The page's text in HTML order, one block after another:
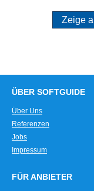
Zeige
ÜBER SOFTGUIDE
Über Uns
Referenzen
Jobs
Impressum
FÜR ANBIETER